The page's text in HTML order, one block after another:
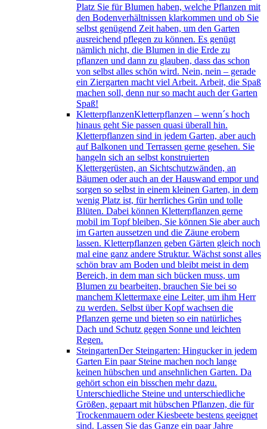
Platz Sie für Blumen haben, welche Pflanzen mit
den Bodenverhältnissen klarkommen und ob Sie
selbst genügend Zeit haben, um den Garten
ausreichend pflegen zu können. Es genügt
nämlich nicht, die Blumen in die Erde zu
pflanzen und dann zu glauben, dass das schon
von selbst alles schön wird. Nein, nein – gerade
ein Ziergarten macht viel Arbeit. Arbeit, die Spaß
machen soll, denn nur so macht auch der Garten
Spaß!
KletterpflanzenKletterpflanzen – wenn´s hoch
hinaus geht Sie passen quasi überall hin.
Kletterpflanzen sind in jedem Garten, aber auch
auf Balkonen und Terrassen gerne gesehen. Sie
hangeln sich an selbst konstruierten
Klettergerüsten, an Sichtschutzwänden, an
Bäumen oder auch an der Hauswand empor und
sorgen so selbst in einem kleinen Garten, in dem
wenig Platz ist, für herrliches Grün und tolle
Blüten. Dabei können Kletterpflanzen gerne
mobil im Topf bleiben, Sie können Sie aber auch
im Garten aussetzen und die Zäune erobern
lassen. Kletterpflanzen geben Gärten gleich noch
mal eine ganz andere Struktur. Wächst sonst alles
schön brav am Boden und bleibt meist in dem
Bereich, in dem man sich bücken muss, um
Blumen zu bearbeiten, brauchen Sie bei so
manchem Klettermaxe eine Leiter, um ihm Herr
zu werden. Selbst über Kopf wachsen die
Pflanzen gerne und bieten so ein natürliches
Dach und Schutz gegen Sonne und leichten
Regen.
SteingartenDer Steingarten: Hingucker in jedem
Garten Ein paar Steine machen noch lange
keinen hübschen und ansehnlichen Garten. Da
gehört schon ein bisschen mehr dazu.
Unterschiedliche Steine und unterschiedliche
Größen, gepaart mit hübschen Pflanzen, die für
Trockenmauern oder Kiesbeete bestens geeignet
sind. Lassen Sie das Ganze ein paar Jahre